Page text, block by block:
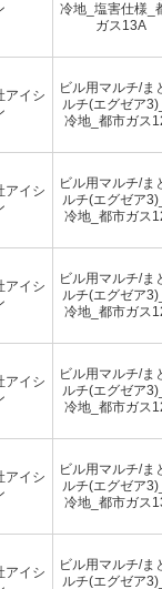
冷地_塩害仕様_
ガス13A
アイシ
ビル用マルチ/ま
ルチ(エグゼア
冷地_都市ガス
アイシ
ビル用マルチ/ま
ルチ(エグゼア
冷地_都市ガス
アイシ
ビル用マルチ/ま
ルチ(エグゼア
冷地_都市ガス
アイシ
ビル用マルチ/ま
ルチ(エグゼア
冷地_都市ガス
アイシ
ビル用マルチ/ま
ルチ(エグゼア
冷地_都市ガス
アイシ
ビル用マルチ/ま
ルチ(エグゼア